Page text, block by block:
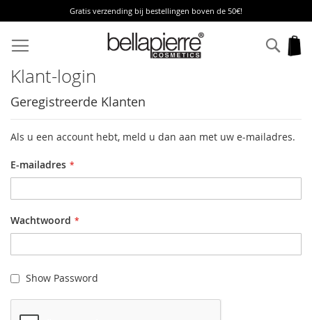
Gratis verzending bij bestellingen boven de 50€!
naar
de
inhoud
Zoek
Klant-login
Geregistreerde Klanten
Als u een account hebt, meld u dan aan met uw e-mailadres.
E-mailadres
Wachtwoord
Show Password